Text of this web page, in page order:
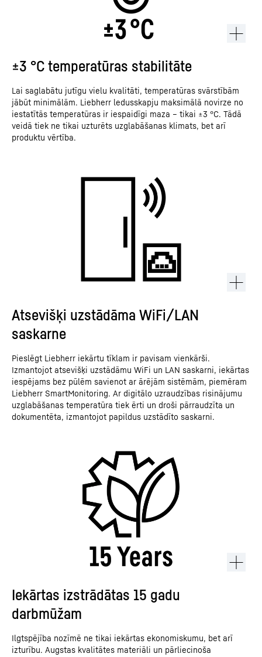
±3 °C temperatūras stabilitāte
Lai saglabātu jutīgu vielu kvalitāti, temperatūras svārstībām
jābūt minimālām. Liebherr ledusskapju maksimālā novirze no
iestatītās temperatūras ir iespaidīgi maza – tikai ±3 °C. Tādā
veidā tiek ne tikai uzturēts uzglabāšanas klimats, bet arī
produktu vērtība.
Atsevišķi uzstādāma WiFi/LAN
saskarne
Pieslēgt Liebherr iekārtu tīklam ir pavisam vienkārši.
Izmantojot atsevišķi uzstādāmu WiFi un LAN saskarni, iekārtas
iespējams bez pūlēm savienot ar ārējām sistēmām, piemēram
Liebherr SmartMonitoring. Ar digitālo uzraudzības risinājumu
uzglabāšanas temperatūra tiek ērti un droši pārraudzīta un
dokumentēta, izmantojot papildus uzstādīto saskarni.
Iekārtas izstrādātas 15 gadu
darbmūžam
Ilgtspējība nozīmē ne tikai iekārtas ekonomiskumu, bet arī
izturību. Augstas kvalitātes materiāli un pārliecinoša